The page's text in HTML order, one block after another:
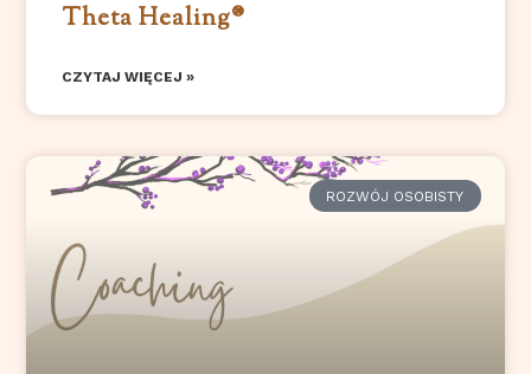
Theta Healing®
CZYTAJ WIĘCEJ »
ROZWÓJ OSOBISTY